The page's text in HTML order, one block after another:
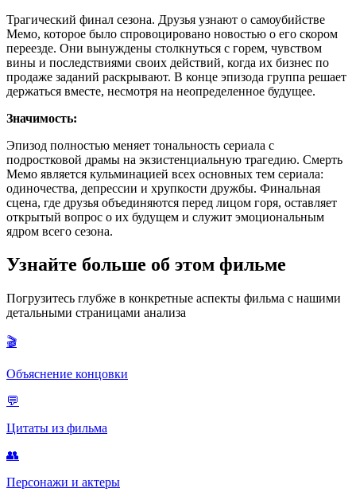
Трагический финал сезона. Друзья узнают о самоубийстве
Мемо, которое было спровоцировано новостью о его скором
переезде. Они вынуждены столкнуться с горем, чувством
вины и последствиями своих действий, когда их бизнес по
продаже заданий раскрывают. В конце эпизода группа решает
держаться вместе, несмотря на неопределенное будущее.
Значимость:
Эпизод полностью меняет тональность сериала с
подростковой драмы на экзистенциальную трагедию. Смерть
Мемо является кульминацией всех основных тем сериала:
одиночества, депрессии и хрупкости дружбы. Финальная
сцена, где друзья объединяются перед лицом горя, оставляет
открытый вопрос о их будущем и служит эмоциональным
ядром всего сезона.
Узнайте больше об этом фильме
Погрузитесь глубже в конкретные аспекты фильма с нашими
детальными страницами анализа
🎬
Объяснение концовки
💬
Цитаты из фильма
👥
Персонажи и актеры